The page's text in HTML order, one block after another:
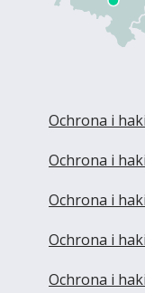
Ochrona i
Ochrona i
Ochrona i
Ochrona i
Ochrona i